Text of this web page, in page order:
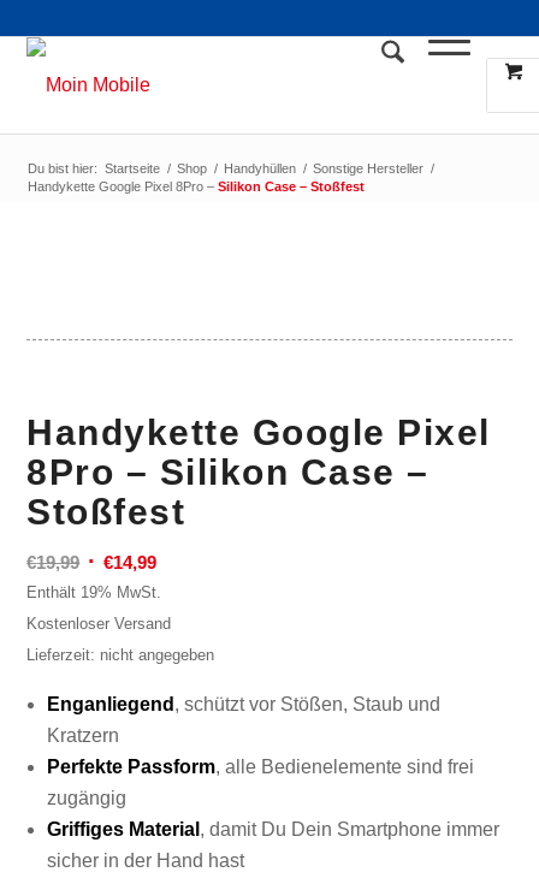
Du bist hier: Startseite / Shop / Handyhüllen / Sonstige Hersteller /
Handykette Google Pixel 8Pro –Silikon Case – Stoßfest
Handykette Google Pixel
8Pro – Silikon Case –
Stoßfest
€19,99 Ursprünglicher
Preis
war:
€19,99
€14,99Aktueller
Preis
ist:
€14,99.
Enthält 19% MwSt.
Kostenloser Versand
Lieferzeit: nicht angegeben
Enganliegend , schützt vor Stößen, Staub und
Kratzern
Perfekte Passform, alle Bedienelemente sind frei
zugängig
Griffiges Material , damit Du Dein Smartphone immer
sicher in der Hand hast